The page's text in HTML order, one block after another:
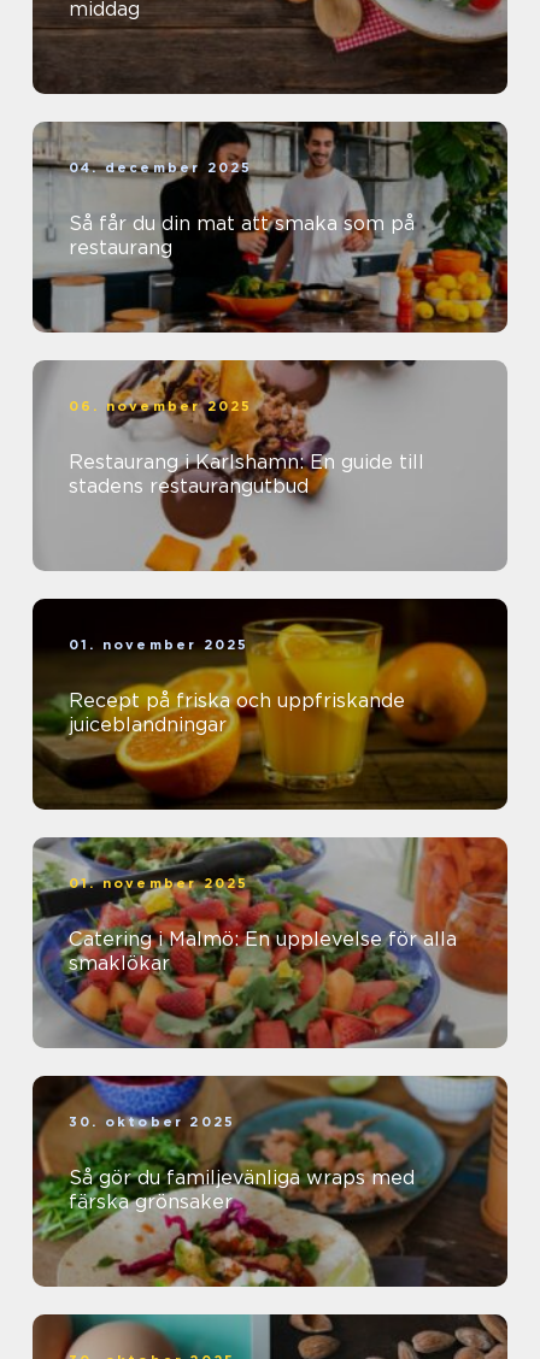
middag
04. december 2025
Så får du din mat att smaka som på
restaurang
06. november 2025
Restaurang i Karlshamn: En guide till
stadens restaurangutbud
01. november 2025
Recept på friska och uppfriskande
juiceblandningar
01. november 2025
Catering i Malmö: En upplevelse för alla
smaklökar
30. oktober 2025
Så gör du familjevänliga wraps med
färska grönsaker